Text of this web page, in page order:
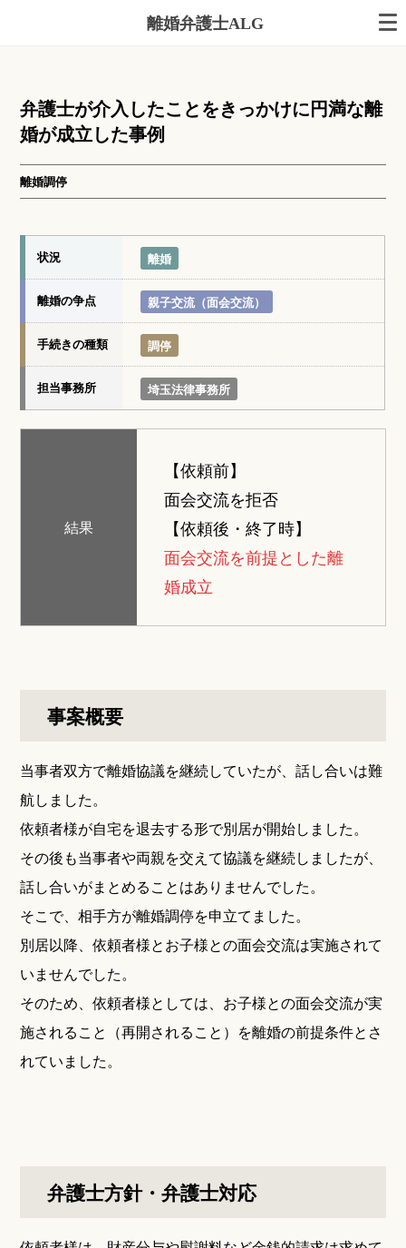
離婚弁護士ALG
弁護士が介入したことをきっかけに円満な離
婚が成立した事例
離婚調停
状況 離婚
離婚の争点 親子交流（面会交流）
手続きの種類 調停
担当事務所 埼玉法律事務所
結果
【依頼前】
面会交流を拒否
【依頼後・終了時】
面会交流を前提とした離
婚成立
事案概要
当事者双方で離婚協議を継続していたが、話し合いは難
航しました。
依頼者様が自宅を退去する形で別居が開始しました。
その後も当事者や両親を交えて協議を継続しましたが、
話し合いがまとめることはありませんでした。
そこで、相手方が離婚調停を申立てました。
別居以降、依頼者様とお子様との面会交流は実施されて
いませんでした。
そのため、依頼者様としては、お子様との面会交流が実
施されること（再開されること）を離婚の前提条件とさ
れていました。
弁護士方針・弁護士対応